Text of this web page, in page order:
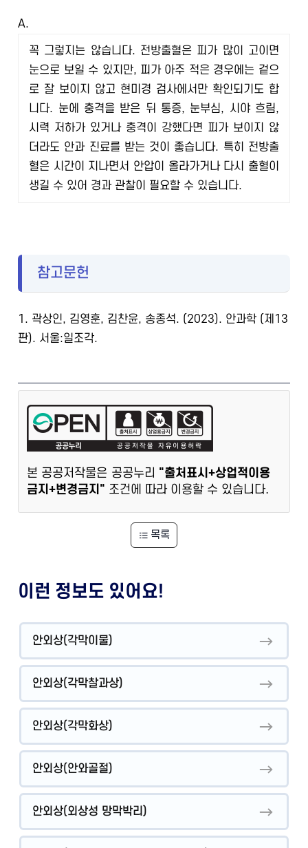
A.
꼭 그렇지는 않습니다. 전방출혈은 피가 많이 고이면
눈으로 보일 수 있지만, 피가 아주 적은 경우에는 겉으
로 잘 보이지 않고 현미경 검사에서만 확인되기도 합
니다. 눈에 충격을 받은 뒤 통증, 눈부심, 시야 흐림,
시력 저하가 있거나 충격이 강했다면 피가 보이지 않
더라도 안과 진료를 받는 것이 좋습니다. 특히 전방출
혈은 시간이 지나면서 안압이 올라가거나 다시 출혈이
생길 수 있어 경과 관찰이 필요할 수 있습니다.
참고문헌
1. 곽상인, 김영훈, 김찬윤, 송종석. (2023). 안과학 (제13
판). 서울:일조각.
본 공공저작물은 공공누리 "출처표시+상업적이용
금지+변경금지" 조건에 따라 이용할 수 있습니다.
목록
이런 정보도 있어요!
안외상(각막이물)
안외상(각막찰과상)
안외상(각막화상)
안외상(안와골절)
안외상(외상성 망막박리)